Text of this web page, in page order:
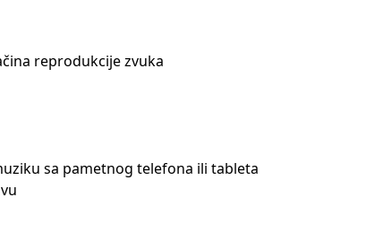
reprodukcije zvuka
sa pametnog telefona ili tableta